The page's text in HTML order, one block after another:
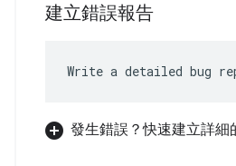
建立錯誤報告
Write a detailed bug
發生錯誤？快速建立詳細